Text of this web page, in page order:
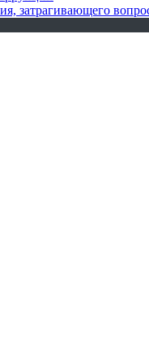
затрагивающего